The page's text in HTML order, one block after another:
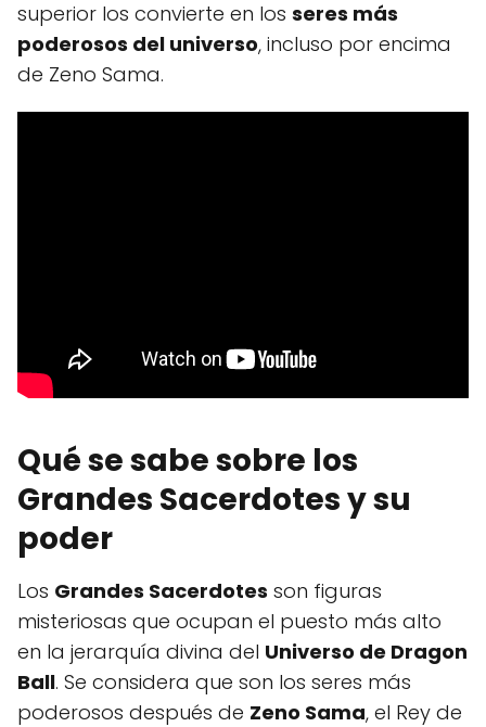
superior los convierte en los seres más
poderosos del universo, incluso por encima
de Zeno Sama.
Qué se sabe sobre los
Grandes Sacerdotes y su
poder
Los Grandes Sacerdotes son figuras
misteriosas que ocupan el puesto más alto
en la jerarquía divina del Universo de Dragon
Ball. Se considera que son los seres más
poderosos después de Zeno Sama, el Rey de